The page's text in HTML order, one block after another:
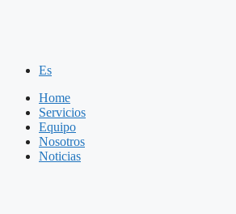
Es
Home
Servicios
Equipo
Nosotros
Noticias